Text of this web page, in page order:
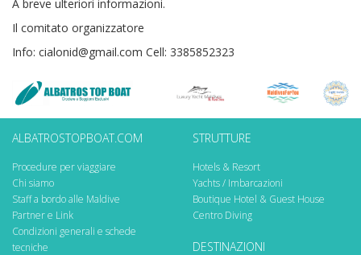
A breve ulteriori informazioni.
Il comitato organizzatore
Info: cialonid@gmail.com Cell: 3385852323
ALBATROSTOPBOAT.COM
Procedure per viaggiare
Chi siamo
Staff a bordo alle Maldive
Partner e Link
Condizioni generali e schede
tecniche
STRUTTURE
Hotels & Resort
Yachts / Imbarcazioni
Boutique Hotel & Guest House
Centro Diving
DESTINAZIONI